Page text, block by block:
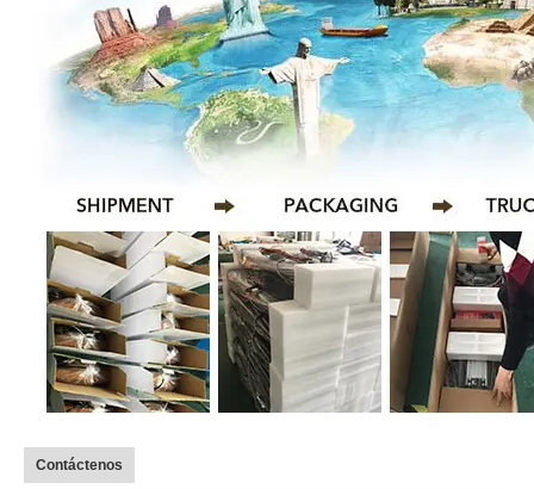
Contáctenos